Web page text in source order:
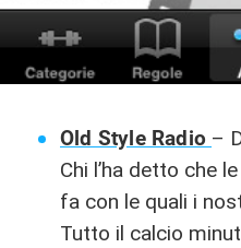
Old Style Radio –
Chi l’ha detto che
fa con le quali i
Tutto il calcio